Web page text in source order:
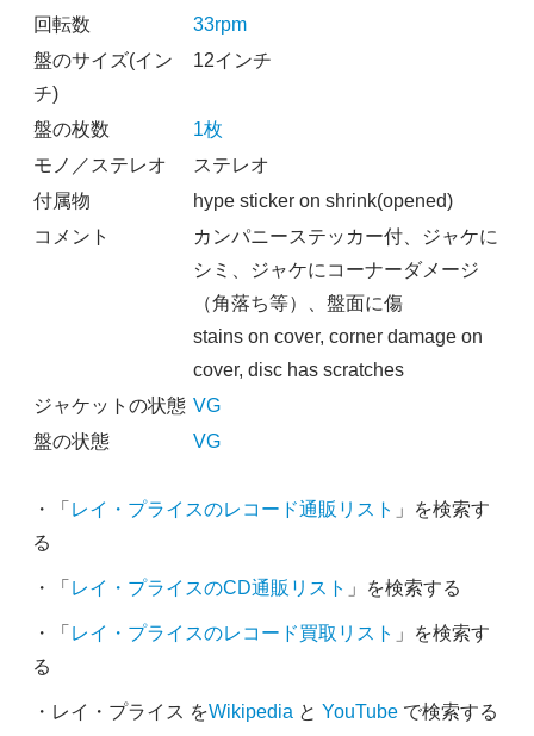
回転数
33rpm
盤のサイズ(イン
チ)
12インチ
盤の枚数
1枚
モノ／ステレオ
ステレオ
付属物
hype sticker on shrink(opened)
コメント
カンパニーステッカー付、ジャケに
シミ、ジャケにコーナーダメージ
（角落ち等）、盤面に傷
stains on cover, corner damage on
cover, disc has scratches
ジャケットの状態 VG
盤の状態
VG
・「 レイ・プライスのレコード通販リスト 」を検索す
る
・「 レイ・プライスのCD通販リスト 」を検索する
・「 レイ・プライスのレコード買取リスト 」を検索す
る
・レイ・プライス をWikipedia と YouTubeで検索する